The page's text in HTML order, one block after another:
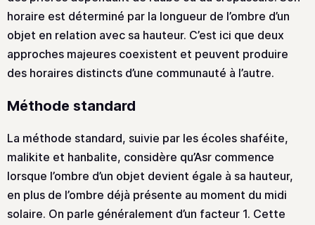
horaire est déterminé par la longueur de l’ombre d’un
objet en relation avec sa hauteur. C’est ici que deux
approches majeures coexistent et peuvent produire
des horaires distincts d’une communauté à l’autre.
Méthode standard
La méthode standard, suivie par les écoles shaféite,
malikite et hanbalite, considère qu’Asr commence
lorsque l’ombre d’un objet devient égale à sa hauteur,
en plus de l’ombre déjà présente au moment du midi
solaire. On parle généralement d’un facteur 1. Cette